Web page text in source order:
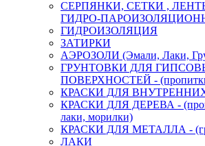
СЕРПЯНКИ, СЕТКИ ,
ГИДРО-
ГИДРОИЗОЛЯЦИЯ
ЗАТИРКИ
АЭРОЗОЛИ (Эмали, Лаки,
ГРУНТОВКИ ДЛЯ
ПОВЕРХНОСТЕЙ -
КРАСКИ ДЛЯ ВНУТРЕННИХ
КРАСКИ ДЛЯ ДЕРЕВА -
лаки, морилки)
КРАСКИ ДЛЯ МЕТАЛЛА -
ЛАКИ